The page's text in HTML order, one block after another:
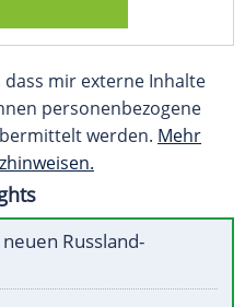
mir externe Inhalte
personenbezogene
werden. Mehr
Russland-